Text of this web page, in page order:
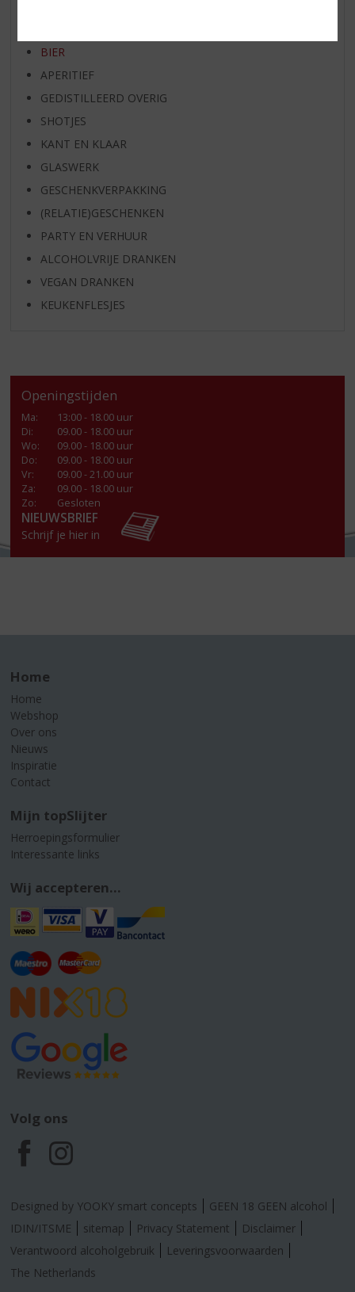
BIER
APERITIEF
GEDISTILLEERD OVERIG
SHOTJES
KANT EN KLAAR
GLASWERK
GESCHENKVERPAKKING
(RELATIE)GESCHENKEN
PARTY EN VERHUUR
ALCOHOLVRIJE DRANKEN
VEGAN DRANKEN
KEUKENFLESJES
Openingstijden
Ma:
13:00 - 18.00 uur
Di:
09.00 - 18.00 uur
Wo:
09.00 - 18.00 uur
Do:
09.00 - 18.00 uur
Vr:
09.00 - 21.00 uur
Za:
09.00 - 18.00 uur
Zo:
Gesloten
NIEUWSBRIEF
Schrijf je hier in
Home
Home
Webshop
Over ons
Nieuws
Inspiratie
Contact
Mijn topSlijter
Herroepingsformulier
Interessante links
Wij accepteren...
Volg ons
F
a
c
e
I
n
s
t
Designed by YOOKY smart concepts
GEEN 18 GEEN alcohol
IDIN/ITSME
sitemap Privacy Statement
Disclaimer
Verantwoord alcoholgebruik
Leveringsvoorwaarden
The Netherlands